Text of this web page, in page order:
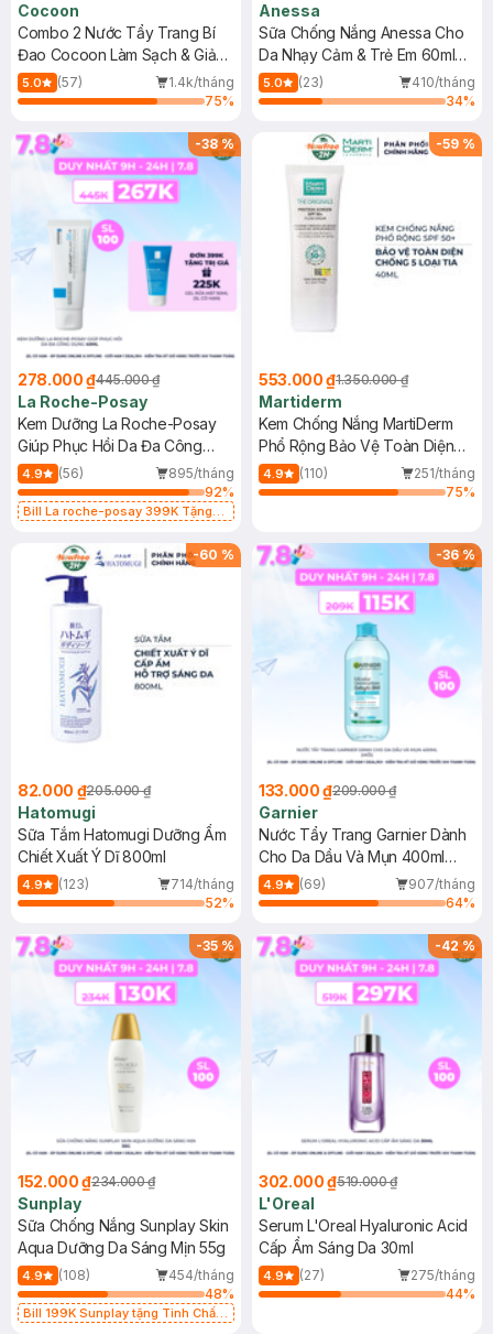
Cocoon
Combo 2 Nước Tẩy Trang Bí
Đao Cocoon Làm Sạch & Giảm
Dầu 500ml
5.0 (57)
1.4k/tháng
75%
Anessa
Sữa Chống Nắng Anessa Cho
Da Nhạy Cảm & Trẻ Em 60ml
(Mới)
5.0 (23)
410/tháng
34%
-38%
278.000 ₫445.000 ₫
La Roche-Posay
Kem Dưỡng La Roche-Posay
Giúp Phục Hồi Da Đa Công
Dụng 40ml
4.9 (56)
895/tháng
92%
Bill La roche-posay 399K Tặng
(SL có hạn)
-59 %
553.000 ₫1.350.000 ₫
Martiderm
Kem Chống Nắng MartiDerm
Phổ Rộng Bảo Vệ Toàn Diện
40ml
4.9 (110)
251/tháng
75%
-60 %
82.000 ₫205.000 ₫
Hatomugi
Sữa Tắm Hatomugi Dưỡng Ẩm
Chiết Xuất Ý Dĩ 800ml
4.9 (123)
714/tháng
52%
-36%
133.000 ₫209.000 ₫
Garnier
Nước Tẩy Trang Garnier Dành
Cho Da Dầu Và Mụn 400ml
(Mới)
4.9 (69)
907/tháng
64%
-35%
152.000 ₫234.000 ₫
Sunplay
Sữa Chống Nắng Sunplay Skin
Aqua Dưỡng Da Sáng Mịn 55g
4.9 (108)
454/tháng
48%
Bill 199K Sunplay tặng Tinh Chất
-42%
302.000 ₫519.000 ₫
L'Oreal
Serum L'Oreal Hyaluronic Acid
Cấp Ẩm Sáng Da 30ml
4.9 (27)
275/tháng
44%